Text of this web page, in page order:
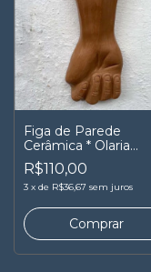
Figa de Parede
Cerâmica * Olaria
Santo Antônio
R$110,00
3 x de R$36,67 sem juros